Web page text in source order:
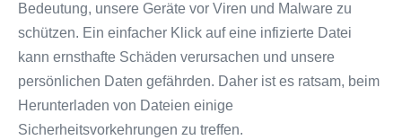
Bedeutung, unsere Geräte vor Viren und Malware zu
schützen. Ein einfacher Klick auf eine infizierte Datei
kann ernsthafte Schäden verursachen und unsere
persönlichen Daten gefährden. Daher ist es ratsam, beim
Herunterladen von Dateien einige
Sicherheitsvorkehrungen zu treffen.